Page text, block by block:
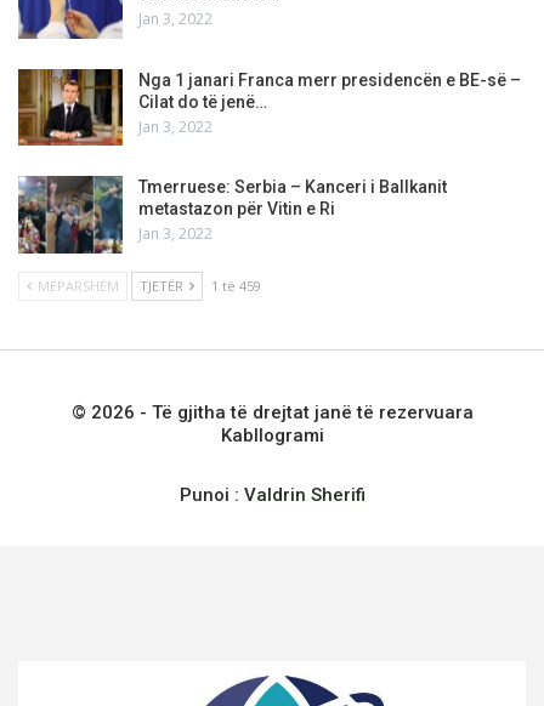
Jan 3, 2022
Nga 1 janari Franca merr presidencën e BE-së –
Cilat do të jenë…
Jan 3, 2022
Tmerruese: Serbia – Kanceri i Ballkanit
metastazon për Vitin e Ri
Jan 3, 2022
MËPARSHËM TJETËR 1 të 459
© 2026 - Të gjitha të drejtat janë të rezervuara
Kabllogrami
Punoi : Valdrin Sherifi